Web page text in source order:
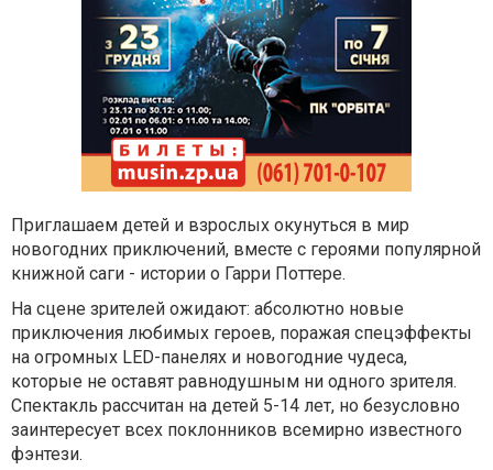
Приглашаем детей и взрослых окунуться в мир
новогодних приключений, вместе с героями популярной
книжной саги - истории о Гарри Поттере.
На сцене зрителей ожидают: абсолютно новые
приключения любимых героев, поражая спецэффекты
на огромных LED-панелях и новогодние чудеса,
которые не оставят равнодушным ни одного зрителя.
Спектакль рассчитан на детей 5-14 лет, но безусловно
заинтересует всех поклонников всемирно известного
фэнтези.